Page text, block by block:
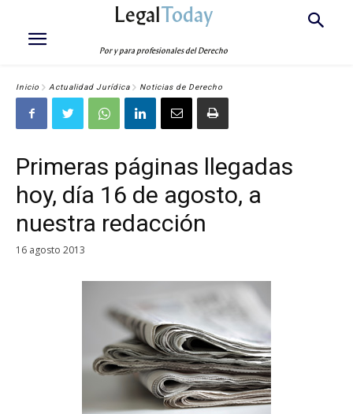
LegalToday
Por y para profesionales del Derecho
Inicio Actualidad Jurídica Noticias de Derecho
Primeras páginas llegadas
hoy, día 16 de agosto, a
nuestra redacción
16 agosto 2013